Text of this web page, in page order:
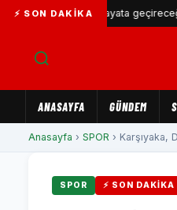
⚡ SON DAKIKA
stadı hayata geçireceğiz
ANASAYFA GÜNDEM
Anasayfa › SPOR › Karşıyaka,
SPOR ⚡ SON DAKIKA